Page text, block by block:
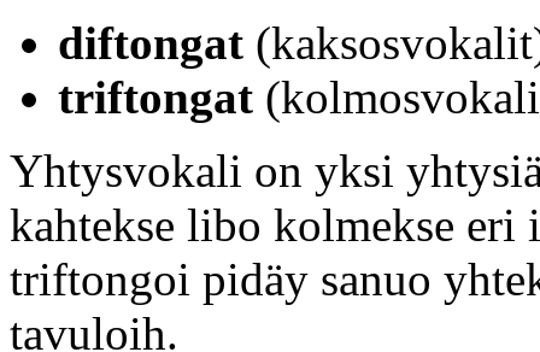
diftongat
triftongat
Yhtysvokali on yksi
kahtekse libo kolmekse eri
triftongoi pidäy sanuo
tavuloih.